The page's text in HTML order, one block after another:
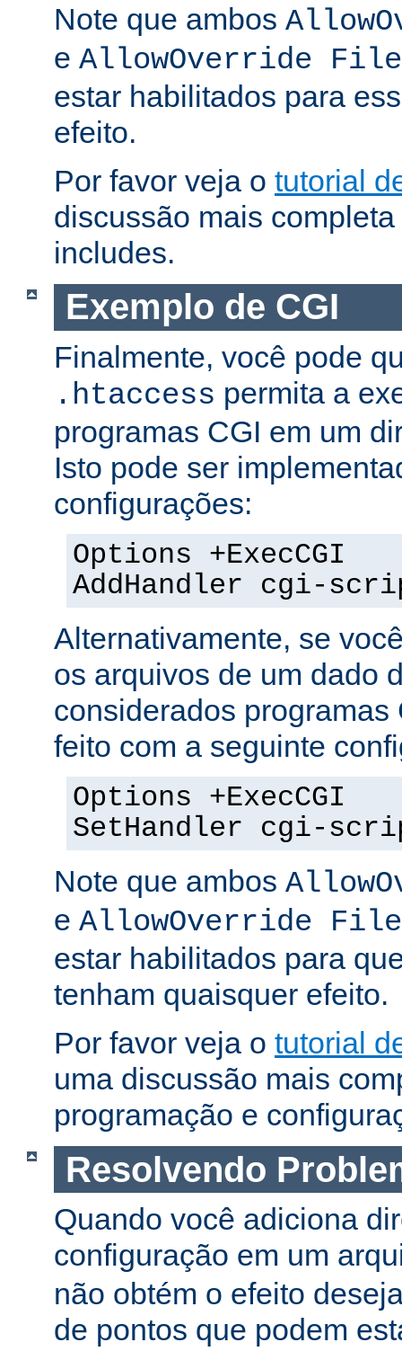
Note que ambos
e AllowOverride
estar habilitados para
efeito.
Por favor veja o tutorial
discussão mais
includes.
Exemplo de CGI
Finalmente, você pode
.htaccess permita a
programas CGI em um
Isto pode ser
configurações:
Options +ExecCGI
AddHandler cgi-
Alternativamente, se
os arquivos de um dado
considerados programas
feito com a seguinte
Options +ExecCGI
SetHandler cgi-
Note que ambos
e AllowOverride
estar habilitados para
tenham quaisquer efeito.
Por favor veja o tutorial
uma discussão mais
programação e
Resolvendo
Quando você adiciona
configuração em um
não obtém o efeito
de pontos que podem